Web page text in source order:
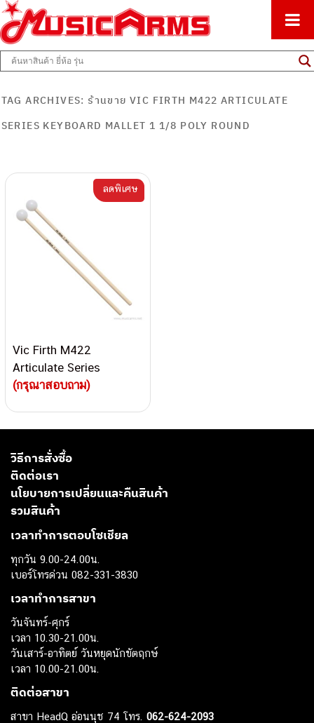
Music Arms
ศูนย์รวมครื่องดนตรีทุกชนิด ตั้งแต่เริ่มต้นถึงมืออาชีพ
TAG ARCHIVES: ร้านขาย VIC FIRTH M422 ARTICULATE
SERIES KEYBOARD MALLET 1 1/8 POLY ROUND
Vic Firth M422
Articulate Series
Keyboard Mallet 1 1/8
(กรุณาสอบถาม)
ลดพิเศษ
วิธีการสั่งซื้อ
ติดต่อเรา
นโยบายการเปลี่ยนและคืนสินค้า
รวมสินค้า
เวลาทำการตอบโซเชียล
ทุกวัน 9.00-24.00น.
เบอร์โทรด่วน 082-331-3830
เวลาทำการสาขา
วันจันทร์-ศุกร์
เวลา 10.30-21.00น.
วันเสาร์-อาทิตย์ วันหยุดนักขัตฤกษ์
เวลา 10.00-21.00น.
ติดต่อสาขา
สาขา HeadQ อ่อนนุช 74 โทร. 062-624-2093